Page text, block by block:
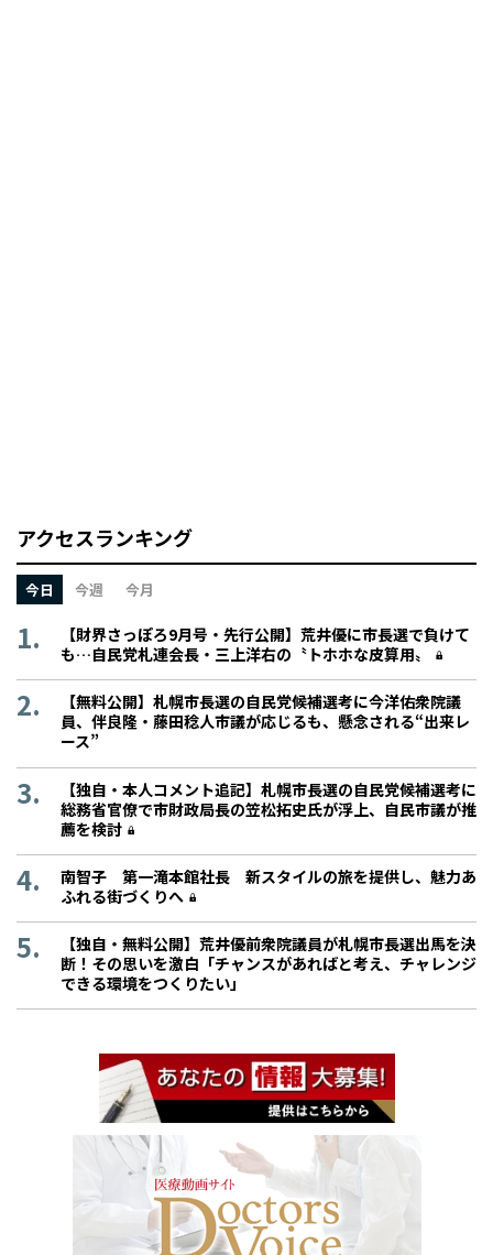
アクセスランキング
今日 今週 今月
【財界さっぽろ9月号・先行公開】荒井優に市長選で負けて
も…自民党札連会長・三上洋右の〝トホホな皮算用〟
【無料公開】札幌市長選の自民党候補選考に今洋佑衆院議
員、伴良隆・藤田稔人市議が応じるも、懸念される“出来レ
ース”
【独自・本人コメント追記】札幌市長選の自民党候補選考に
総務省官僚で市財政局長の笠松拓史氏が浮上、自民市議が推
薦を検討
南智子 第一滝本館社長 新スタイルの旅を提供し、魅力あ
ふれる街づくりへ
【独自・無料公開】荒井優前衆院議員が札幌市長選出馬を決
断！その思いを激白「チャンスがあればと考え、チャレンジ
できる環境をつくりたい」